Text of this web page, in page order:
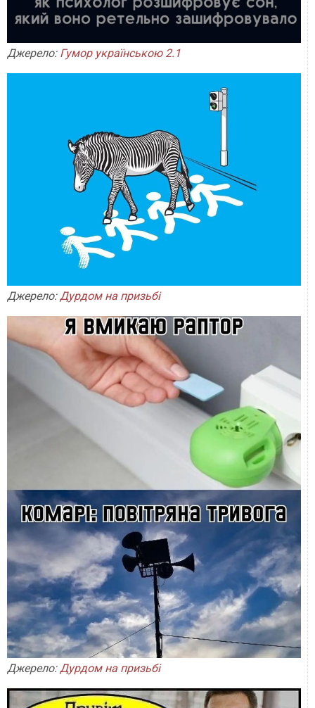
Джерело: Гумор українською 2.1
Джерело:Дурдом на призьбі
Джерело:Дурдом на призьбі